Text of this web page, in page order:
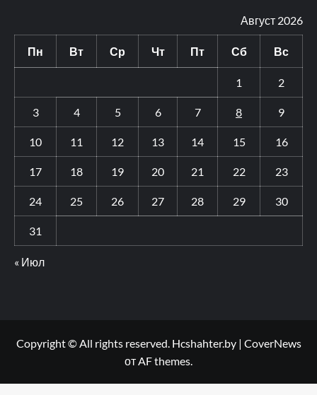
Август 2026
Пн Вт Ср Чт Пт Сб Вс
1 2
3 4 5 6 7 8 9
10 11 12 13 14 15 16
17 18 19 20 21 22 23
24 25 26 27 28 29 30
31
« Июл
Copyright © All rights reserved. Hcshahter.by | CoverNews
от AF themes.